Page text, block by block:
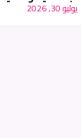
جزء ٩ - أنامل يوليو 30, 2026